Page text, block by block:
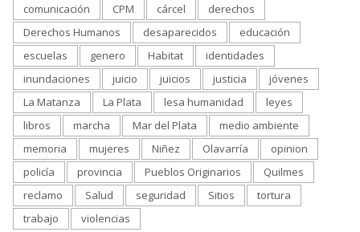
comunicación
CPM cárcel
derechos
Derechos Humanos
desaparecidos
educación
escuelas
genero Habitat
identidades
inundaciones
juicio juicios justicia
jóvenes
La Matanza
La Plata lesa humanidad
leyes
libros
marcha Mar del Plata
medio ambiente
memoria
mujeres Niñez Olavarría
opinion
policía
provincia Pueblos Originarios
Quilmes
reclamo
Salud seguridad Sitios
tortura
trabajo
violencias